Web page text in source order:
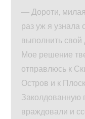
— Дороти,
раз уж я узнала
выполнить
Мое решение
отправлюсь к
Остров и к
Заколдованную
враждовали и